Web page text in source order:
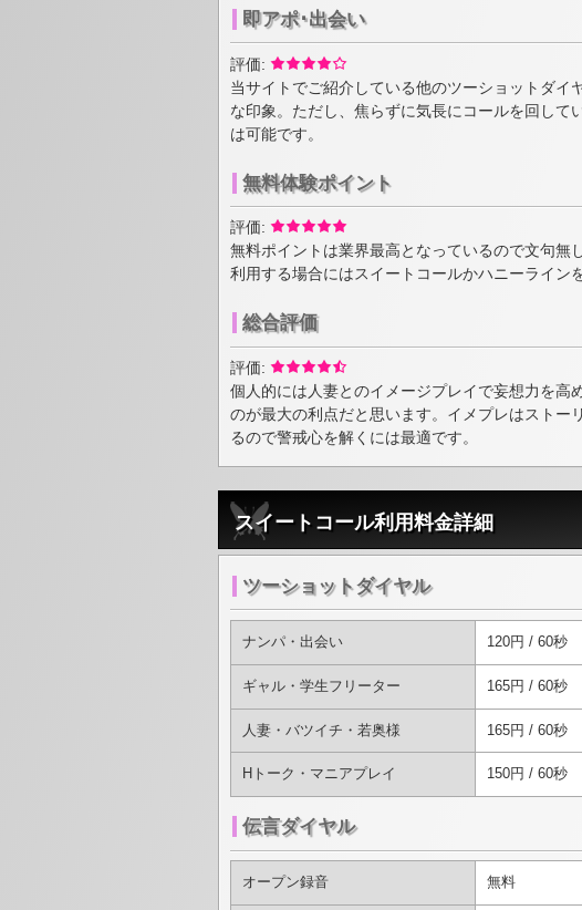
即アポ･出会い
評価:
当サイトでご紹介している他のツーショットダイ
な印象。ただし、焦らずに気長にコールを回し
は可能です。
無料体験ポイント
評価:
無料ポイントは業界最高となっているので文句無
利用する場合にはスイートコールかハニーライン
総合評価
評価:
個人的には人妻とのイメージプレイで妄想力を高
のが最大の利点だと思います。イメプレはストー
るので警戒心を解くには最適です。
スイートコール利用料金詳細
ツーショットダイヤル
ナンパ・出会い 120円 / 60秒
ギャル・学生フリーター 165円 / 60秒
人妻・バツイチ・若奥様 165円 / 60秒
Hトーク・マニアプレイ 150円 / 60秒
伝言ダイヤル
オープン録音 無料